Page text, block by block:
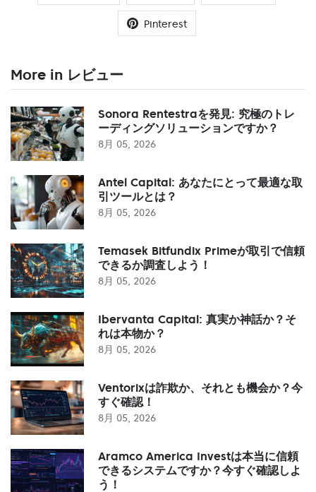
Pinterest
More in レビュー
Sonora Rentestraを発見: 究極のトレ
ーディングソリューションですか？
8月 05, 2026
Antel Capital: あなたにとって最適な取
引ツールとは？
8月 05, 2026
Temasek Bitfundix Primeが取引で信頼
できるか調査しよう！
8月 05, 2026
Ibervanta Capital: 真実か神話か？そ
れは本物か？
8月 05, 2026
Ventorixは詐欺か、それとも機会か？今
すぐ確認！
8月 05, 2026
Aramco America Investは本当に信頼
できるシステムですか？今すぐ確認しよ
う！